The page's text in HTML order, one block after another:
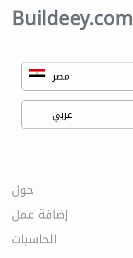
Buildeey.com
حول
إضافة عمل
الحاسبات